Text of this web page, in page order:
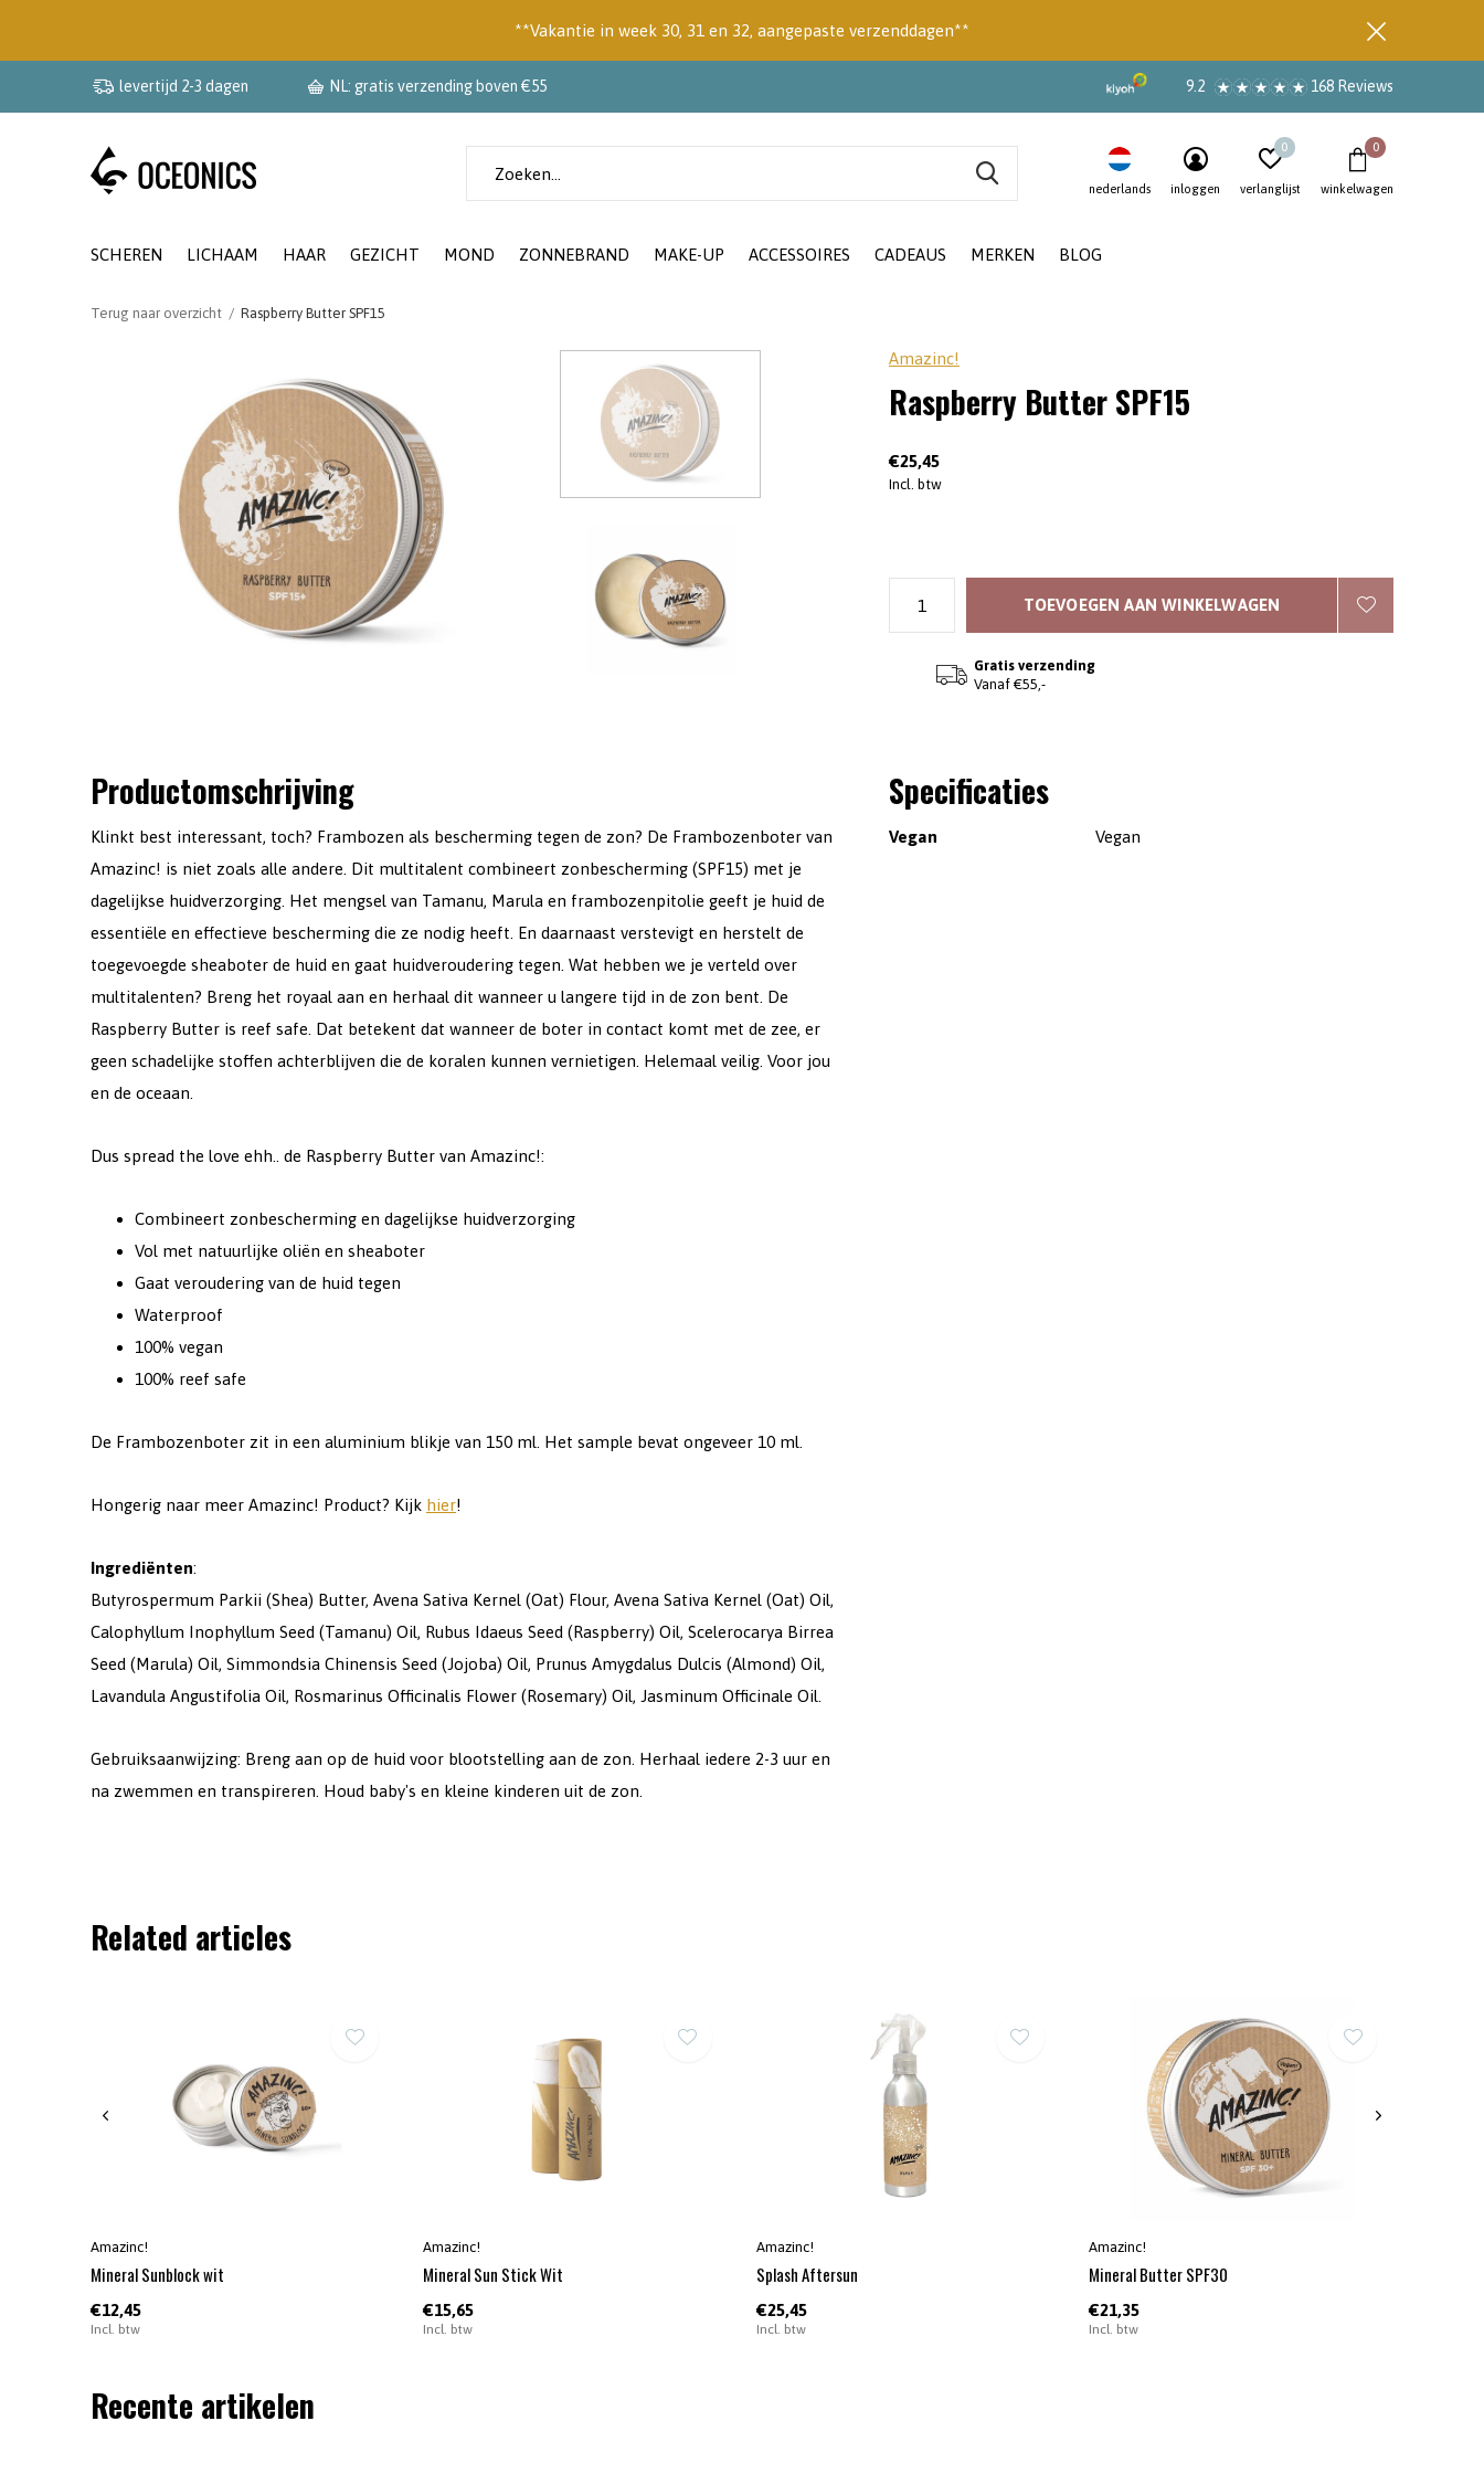
SCHEREN LICHAAM HAAR GEZICHT MOND ZONNEBRAND MAKE-UP ACCESSOIRES CADEAUS MERKEN BLOG
nederlands inloggen verlanglijst
0
winkelwagen
0
levertijd 2-3 dagen NL: gratis verzending boven €55 9.2 168 Reviews
**Vakantie in week 30, 31 en 32, aangepaste verzenddagen**
Terug naar overzicht Raspberry Butter SPF15
Amazinc!
Raspberry Butter SPF15
€25,45
Incl. btw
TOEVOEGEN AAN WINKELWAGEN
Gratis verzending
Vanaf €55,-
Productomschrijving
Klinkt best interessant, toch? Frambozen als bescherming tegen de zon? De Frambozenboter van
Amazinc! is niet zoals alle andere. Dit multitalent combineert zonbescherming (SPF15) met je
dagelijkse huidverzorging. Het mengsel van Tamanu, Marula en frambozenpitolie geeft je huid de
essentiële en effectieve bescherming die ze nodig heeft. En daarnaast verstevigt en herstelt de
toegevoegde sheaboter de huid en gaat huidveroudering tegen. Wat hebben we je verteld over
multitalenten? Breng het royaal aan en herhaal dit wanneer u langere tijd in de zon bent. De
Raspberry Butter is reef safe. Dat betekent dat wanneer de boter in contact komt met de zee, er
geen schadelijke stoffen achterblijven die de koralen kunnen vernietigen. Helemaal veilig. Voor jou
en de oceaan.
Dus spread the love ehh.. de Raspberry Butter van Amazinc!:
Combineert zonbescherming en dagelijkse huidverzorging
Vol met natuurlijke oliën en sheaboter
Gaat veroudering van de huid tegen
Waterproof
100% vegan
100% reef safe
De Frambozenboter zit in een aluminium blikje van 150 ml. Het sample bevat ongeveer 10 ml.
Hongerig naar meer Amazinc! Product? Kijk hier!
Ingrediënten:
Butyrospermum Parkii (Shea) Butter, Avena Sativa Kernel (Oat) Flour, Avena Sativa Kernel (Oat) Oil,
Calophyllum Inophyllum Seed (Tamanu) Oil, Rubus Idaeus Seed (Raspberry) Oil, Scelerocarya Birrea
Seed (Marula) Oil, Simmondsia Chinensis Seed (Jojoba) Oil, Prunus Amygdalus Dulcis (Almond) Oil,
Lavandula Angustifolia Oil, Rosmarinus Officinalis Flower (Rosemary) Oil, Jasminum Officinale Oil.
Gebruiksaanwijzing: Breng aan op de huid voor blootstelling aan de zon. Herhaal iedere 2-3 uur en
na zwemmen en transpireren. Houd baby's en kleine kinderen uit de zon.
Specificaties
Vegan Vegan
Related articles
Amazinc!
Mineral Sunblock wit
€12,45
Incl. btw
Amazinc!
Mineral Sun Stick Wit
€15,65
Incl. btw
Amazinc!
Splash Aftersun
€25,45
Incl. btw
Amazinc!
Mineral Butter SPF30
€21,35
Incl. btw
Recente artikelen